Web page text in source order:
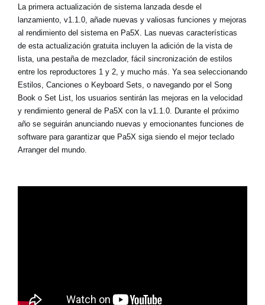
Acerca de KORG
La primera actualización de sistema lanzada desde el
lanzamiento, v1.1.0, añade nuevas y valiosas funciones y mejoras
al rendimiento del sistema en Pa5X. Las nuevas características
de esta actualización gratuita incluyen la adición de la vista de
lista, una pestaña de mezclador, fácil sincronización de estilos
entre los reproductores 1 y 2, y mucho más. Ya sea seleccionando
Estilos, Canciones o Keyboard Sets, o navegando por el Song
Book o Set List, los usuarios sentirán las mejoras en la velocidad
y rendimiento general de Pa5X con la v1.1.0. Durante el próximo
año se seguirán anunciando nuevas y emocionantes funciones de
software para garantizar que Pa5X siga siendo el mejor teclado
Arranger del mundo.